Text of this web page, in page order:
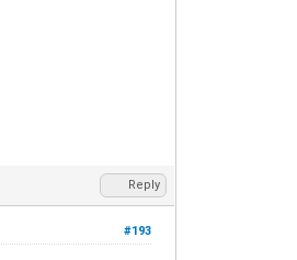
Reply
#193